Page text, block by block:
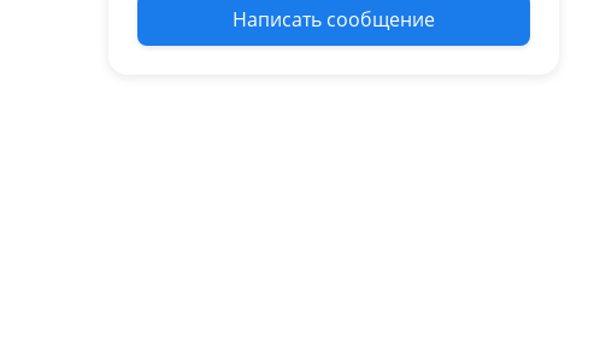
Написать сообщение